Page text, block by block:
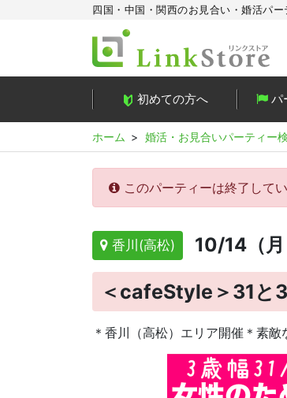
四国・中国・関西のお見合い・婚活パ
初めての方へ パ
ホーム 婚活・お見合いパーティー
このパーティーは終了してい
香川(高松) 10/14（
＜cafeStyle＞31
＊香川（高松）エリア開催＊素